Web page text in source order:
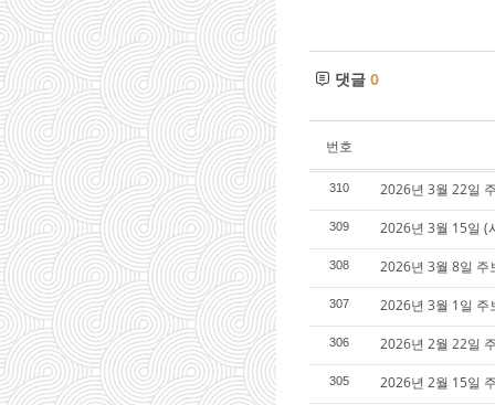
댓글 0
번호
310 2026년 3월 22일
309 2026년 3월 15일 (
308 2026년 3월 8일 주
307 2026년 3월 1일 주
306 2026년 2월 22일
305 2026년 2월 15일